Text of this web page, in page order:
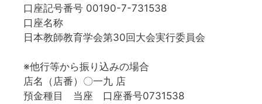
口座記号番号 00190-7-731538
口座名称
日本教師教育学会第30回大会実行委員会
※他行等から振り込みの場合
店名（店番）〇一九 店
預金種目 当座 口座番号0731538